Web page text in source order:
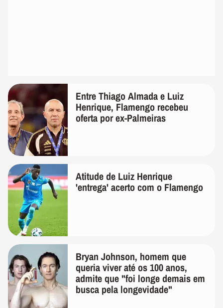
Entre Thiago Almada e Luiz
Henrique, Flamengo recebeu
oferta por ex-Palmeiras
Atitude de Luiz Henrique
'entrega' acerto com o Flamengo
Bryan Johnson, homem que
queria viver até os 100 anos,
admite que "foi longe demais em
busca pela longevidade"